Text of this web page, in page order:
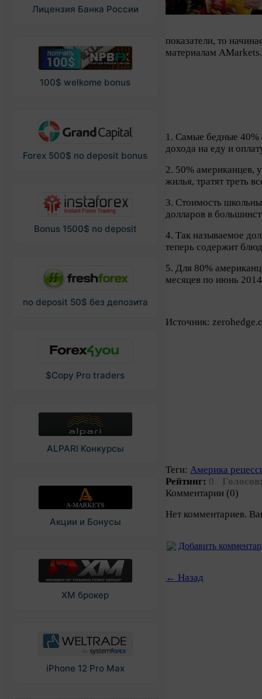
Лицензия Банка России
100$ welkome bonus
Forex 500$ no deposit bonus
Bonus 1500$ no deposit
no deposit 50$ без депозита
$Copy Pro traders
ALPARI Конкурсы
Акции и Бонусы
XM брокер
iPhone 12 Pro Max
показатели, то
материалам
1. Самые бедные 40%
дохода на еду и
2. 50% американцев,
жилья, тратят треть
3. Стоимость
долларов в
4. Так называемое
теперь содержит
5. Для 80%
месяцев по июнь
Источник:
Теги: Америка
Рейтинг: 0
Комментарии (0)
Нет комментариев.
Добавить
← Назад